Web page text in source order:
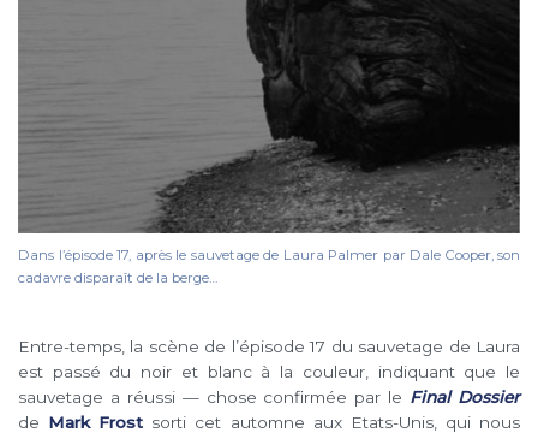
Dans l’épisode 17, après le sauvetage de Laura Palmer par Dale Cooper, son
cadavre disparaît de la berge…
Entre-temps, la scène de l’épisode 17 du sauvetage de Laura
est passé du noir et blanc à la couleur, indiquant que le
sauvetage a réussi — chose confirmée par le Final Dossier
de Mark Frost sorti cet automne aux Etats-Unis, qui nous